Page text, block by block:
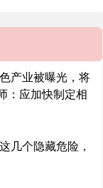
产业被曝光，将
：应加快制定相
几个隐藏危险，